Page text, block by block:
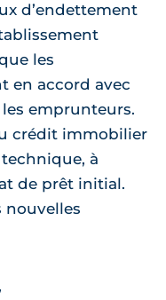
d’endettement
les
en accord avec
emprunteurs.
crédit immobilier
à
de prêt initial.
nouvelles